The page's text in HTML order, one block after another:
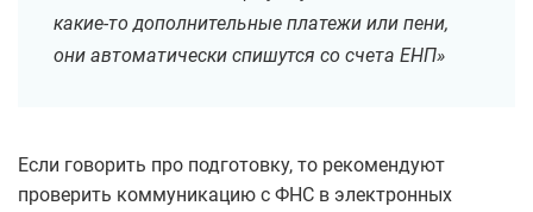
какие-то дополнительные платежи или пени,
они автоматически спишутся со счета ЕНП»
Если говорить про подготовку, то рекомендуют
проверить коммуникацию с ФНС в электронных